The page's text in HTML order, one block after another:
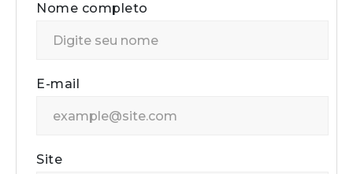
Nome completo
E-mail
Site